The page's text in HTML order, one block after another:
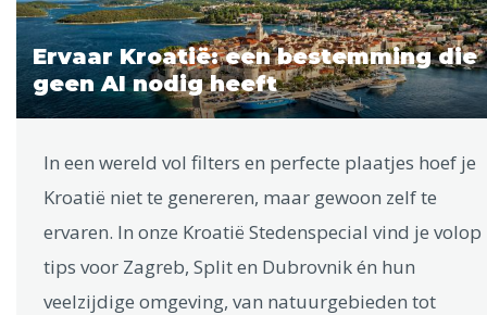
Ervaar Kroatië: een bestemming die
geen AI nodig heeft
In een wereld vol filters en perfecte plaatjes hoef je
Kroatië niet te genereren, maar gewoon zelf te
ervaren. In onze Kroatië Stedenspecial vind je volop
tips voor Zagreb, Split en Dubrovnik én hun
veelzijdige omgeving, van natuurgebieden tot